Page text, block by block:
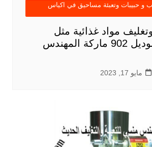
و حبيبات وتعبئة مساحيق في اكياس
وتغليف مواد غذائية مثل
المكسرات موديل 902 ماركة المهندس
مايو 17, 2023